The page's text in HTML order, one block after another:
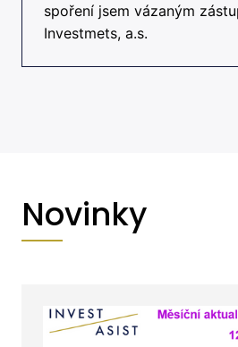
spoření jsem vázaným
Investmets, a.s.
Novinky